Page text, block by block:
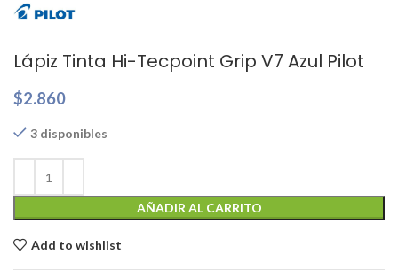
Lápiz Tinta Hi-Tecpoint Grip V7 Azul Pilot
$2.860
3 disponibles
AÑADIR AL CARRITO
Add to wishlist